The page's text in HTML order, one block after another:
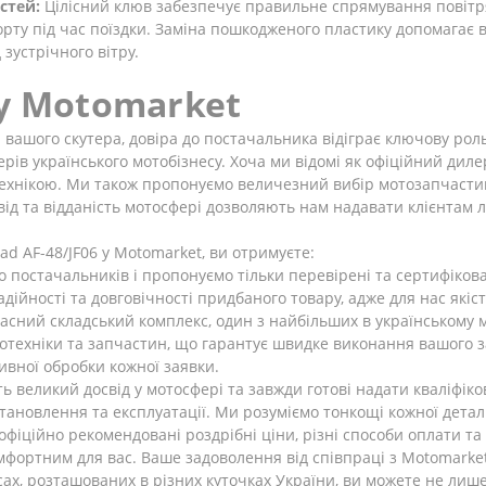
Цілісний клюв забезпечує правильне спрямування
під час поїздки. Заміна пошкодженого пластику
вітру.
Motomarket
скутера, довіра до постачальника відіграє ключову
українського мотобізнесу. Хоча ми відомі як офіційний
Ми також пропонуємо величезний вибір
відданість мотосфері дозволяють нам надавати клієнтам
AF-48/JF06 у Motomarket, ви отримуєте:
і пропонуємо тільки перевірені та
та довговічності придбаного товару, адже для нас
складський комплекс, один з найбільших в українському
та запчастин, що гарантує швидке виконання вашого
обробки кожної заявки.
великий досвід у мотосфері та завжди готові надати
та експлуатації. Ми розуміємо тонкощі кожної
рекомендовані роздрібні ціни, різні способи оплати
для вас. Ваше задоволення від співпраці з
розташованих в різних куточках України, ви можете не